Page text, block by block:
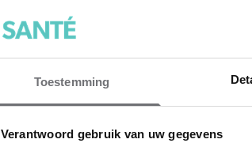
Toestemming
Verantwoord gebruik van uw gegevens